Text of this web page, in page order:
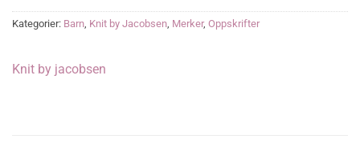
Kategorier: Barn Knit by Jacobsen Merker, Oppskrifter
Knit by jacobsen